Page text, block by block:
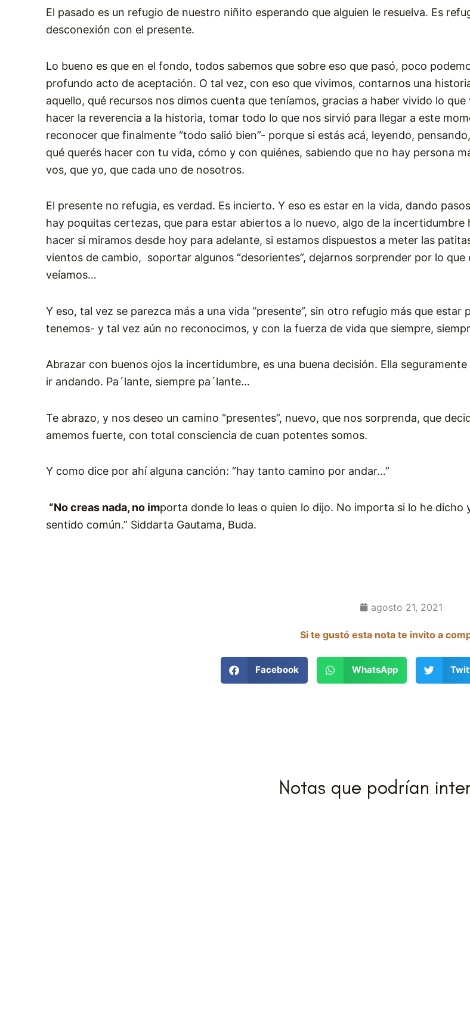
El pasado es un refugio de nuestro niñito esperando que alguien le resuelva. Es
desconexión con el presente.
Lo bueno es que en el fondo, todos sabemos que sobre eso que pasó, poco
profundo acto de aceptación. O tal vez, con eso que vivimos, contarnos una
aquello, qué recursos nos dimos cuenta que teníamos, gracias a haber vivido lo
hacer la reverencia a la historia, tomar todo lo que nos sirvió para llegar a este
reconocer que finalmente “todo salió bien”- porque si estás acá, leyendo,
qué querés hacer con tu vida, cómo y con quiénes, sabiendo que no hay persona
vos, que yo, que cada uno de nosotros.
El presente no refugia, es verdad. Es incierto. Y eso es estar en la vida, dando
hay poquitas certezas, que para estar abiertos a lo nuevo, algo de la
hacer si miramos desde hoy para adelante, si estamos dispuestos a meter las
vientos de cambio, soportar algunos “desorientes”, dejarnos sorprender por lo
veíamos…
Y eso, tal vez se parezca más a una vida “presente”, sin otro refugio más que
tenemos- y tal vez aún no reconocimos, y con la fuerza de vida que siempre,
Abrazar con buenos ojos la incertidumbre, es una buena decisión. Ella
ir andando. Pa´lante, siempre pa´lante…
Te abrazo, y nos deseo un camino “presentes”, nuevo, que nos sorprenda, que
amemos fuerte, con total consciencia de cuan potentes somos.
Y como dice por ahí alguna canción: “hay tanto camino por andar…”
“No creas nada, no importa donde lo leas o quien lo dijo. No importa si lo he
sentido común.” Siddarta Gautama, Buda.
agosto 21, 2021
Si te gustó esta nota te invito a
Facebook WhatsApp
Notas que podrían